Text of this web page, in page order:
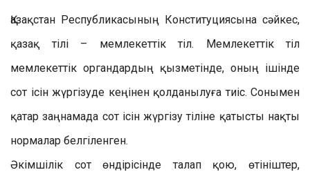
Қазақстан Республикасының Конституциясына сәйкес,
қазақ тілі – мемлекеттік тіл. Мемлекеттік тіл
мемлекеттік органдардың қызметінде, оның ішінде
сот ісін жүргізуде кеңінен қолданылуға тиіс. Сонымен
қатар заңнамада сот ісін жүргізу тіліне қатысты нақты
нормалар белгіленген.
Әкімшілік сот өндірісінде талап қою, өтініштер,